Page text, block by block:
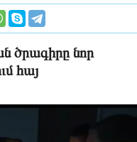
ծրագիրը նոր
հայ